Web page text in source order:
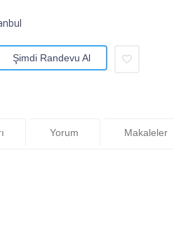
Şimdi Randevu Al
Yorum Makaleler